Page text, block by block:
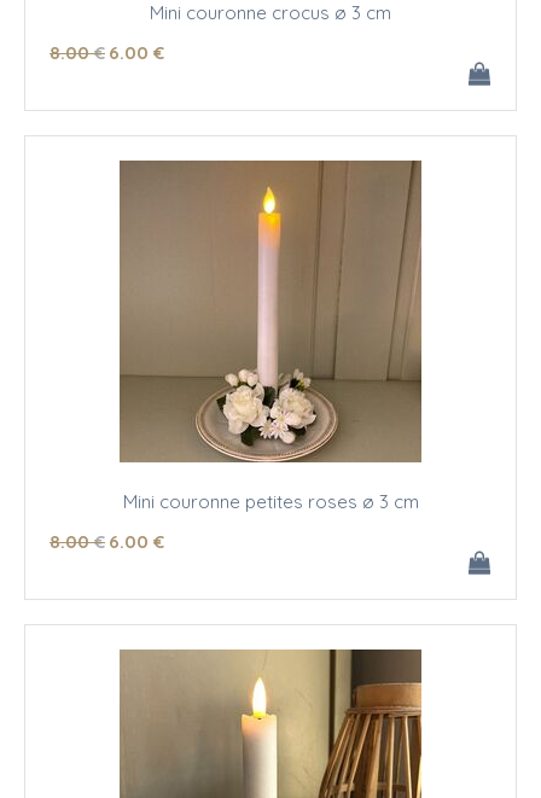
Mini couronne crocus ø 3 cm
8.00 € 6.00 €
Mini couronne petites roses ø 3 cm
8.00 € 6.00 €